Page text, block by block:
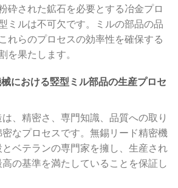
砕された鉱石を必要とする冶金プロ
ミルは不可欠です。ミルの部品の品
れらのプロセスの効率性を確保する
を果たします。
における竪型ミル部品の生産プロセ
、精密さ、専門知識、品質への取り
なプロセスです。無錫リード精密機
ベテランの専門家を擁し、生産され
の基準を満たしていることを保証し